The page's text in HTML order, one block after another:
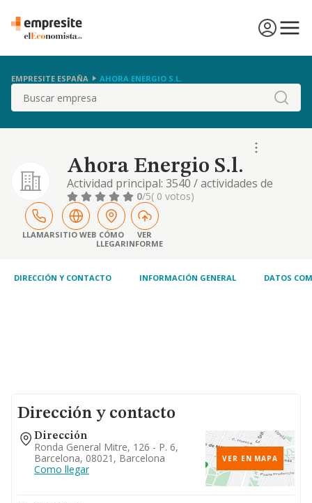
EMPRESITE ESPAÑA AHORA ENERGIO S.L.
Buscar
Ahora Energio S.l.
Actividad principal: 3540 / actividades de
intermediacion de energia electrica y gas
natural.. otras actividades: 6210 / actividades
de programacion informatica. 7020 / otras
actividades de consultoria de gestion
empresa. etc
0/5( 0 votos)
LLAMARSITIO WEB CÓMO
LLEGAR
VER
INFORME
DIRECCIÓN Y CONTACTO INFORMACIÓN GENERAL DATOS
Dirección y contacto
Dirección
Ronda General Mitre, 126 - P. 6,
Barcelona, 08021, Barcelona
Como llegar
VER EN MAPA